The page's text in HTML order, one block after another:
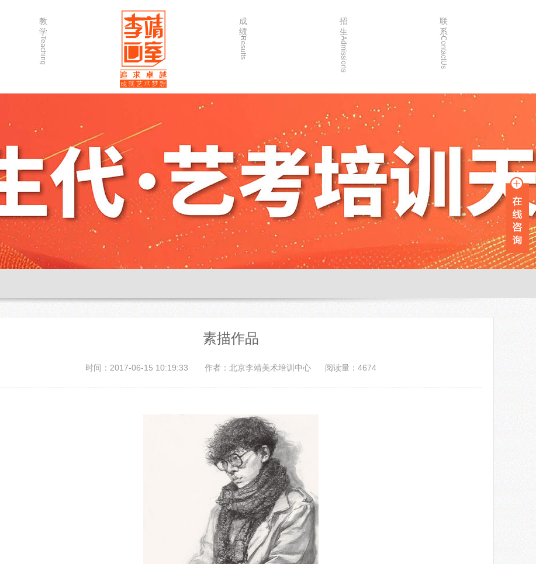
教
学
Teaching
微课堂
作品欣赏
出版书籍
成
绩
Results
2020年
招
生
Admissions
院校简章
家长沟通
入学指南
联
系
ContactUs
素描作品
时间：2017-06-15 10:19:33 作者：北京李靖美术培训中心 阅读量：4674